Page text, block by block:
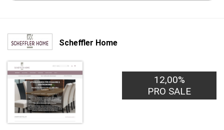
Scheffler Home
12,00%
PRO SALE